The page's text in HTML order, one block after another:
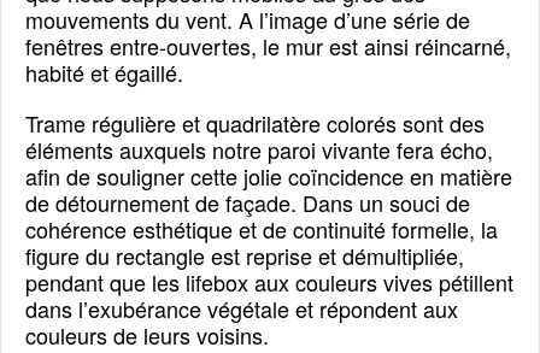
mouvements du vent. A l’image d’une série de
fenêtres entre-ouvertes, le mur est ainsi réincarné,
habité et égaillé.
Trame régulière et quadrilatère colorés sont des
éléments auxquels notre paroi vivante fera écho,
afin de souligner cette jolie coïncidence en matière
de détournement de façade. Dans un souci de
cohérence esthétique et de continuité formelle, la
figure du rectangle est reprise et démultipliée,
pendant que les lifebox aux couleurs vives pétillent
dans l’exubérance végétale et répondent aux
couleurs de leurs voisins.